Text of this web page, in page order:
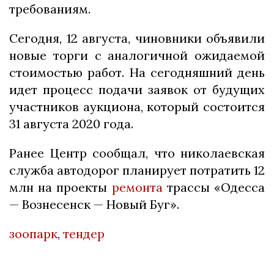
требованиям.
Сегодня, 12 августа, чиновники объявили
новые торги с аналогичной ожидаемой
стоимостью работ. На сегодняшний день
идет процесс подачи заявок от будущих
участников аукциона, который состоится
31 августа 2020 года.
Ранее Центр сообщал, что николаевская
служба автодорог планирует потратить 12
млн на проекты ремонтатрассы «Одесса
— Вознесенск — Новый Буг».
зоопарк, тендер